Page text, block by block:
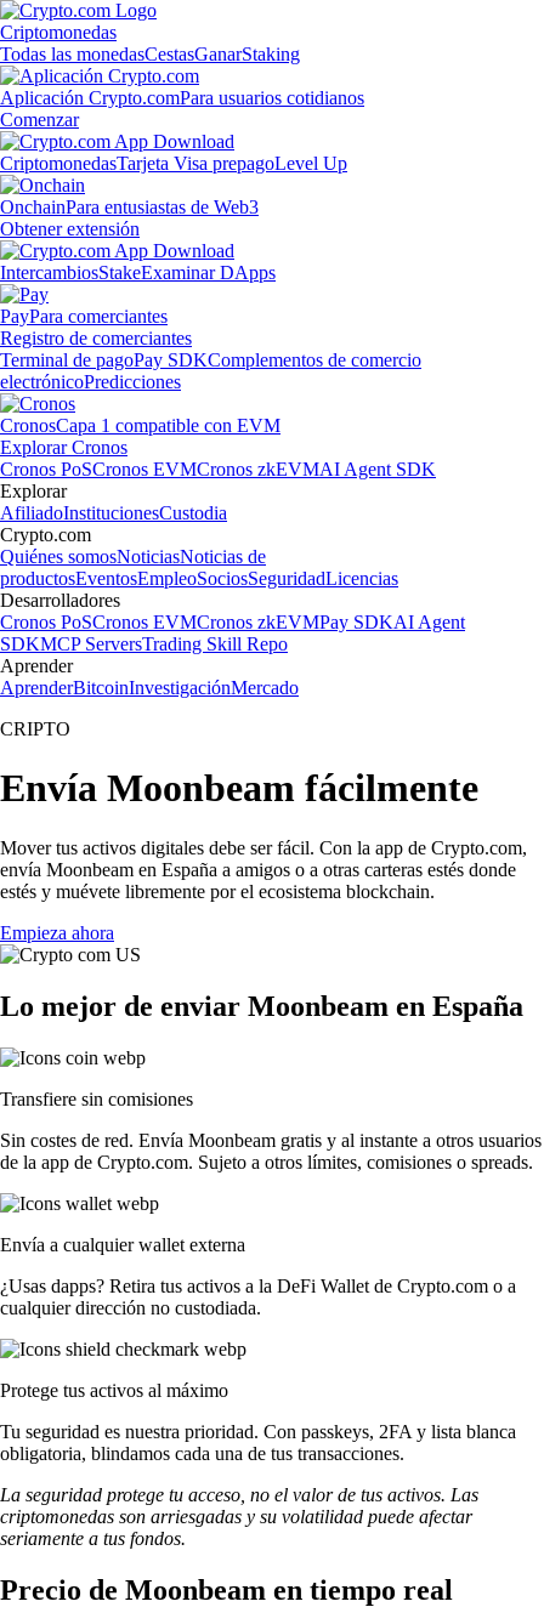
Criptomonedas
Todas las monedasCestasGanarStaking
Aplicación Crypto.comPara usuarios cotidianos
Comenzar
CriptomonedasTarjeta Visa prepagoLevel Up
OnchainPara entusiastas de Web3
Obtener extensión
IntercambiosStakeExaminar DApps
PayPara comerciantes
Registro de comerciantes
Terminal de pagoPay SDKComplementos de comercio
electrónicoPredicciones
CronosCapa 1 compatible con EVM
Explorar Cronos
Cronos PoSCronos EVMCronos zkEVMAI Agent SDK
Explorar
AfiliadoInstitucionesCustodia
Crypto.com
Quiénes somosNoticiasNoticias de
productosEventosEmpleoSociosSeguridadLicencias
Desarrolladores
Cronos PoSCronos EVMCronos zkEVMPay SDKAI Agent
SDKMCP ServersTrading Skill Repo
Aprender
AprenderBitcoinInvestigaciónMercado
CRIPTO
Envía Moonbeam fácilmente
Mover tus activos digitales debe ser fácil. Con la app de Crypto.com,
envía Moonbeam en España a amigos o a otras carteras estés donde
estés y muévete libremente por el ecosistema blockchain.
Empieza ahora
Lo mejor de enviar Moonbeam en España
Transfiere sin comisiones
Sin costes de red. Envía Moonbeam gratis y al instante a otros usuarios
de la app de Crypto.com. Sujeto a otros límites, comisiones o spreads.
Envía a cualquier wallet externa
¿Usas dapps? Retira tus activos a la DeFi Wallet de Crypto.com o a
cualquier dirección no custodiada.
Protege tus activos al máximo
Tu seguridad es nuestra prioridad. Con passkeys, 2FA y lista blanca
obligatoria, blindamos cada una de tus transacciones.
La seguridad protege tu acceso, no el valor de tus activos. Las
criptomonedas son arriesgadas y su volatilidad puede afectar
seriamente a tus fondos.
Precio de Moonbeam en tiempo real